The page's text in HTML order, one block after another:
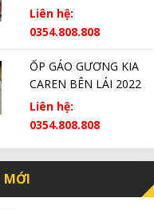
CHÍNH HÃNG
Liên hệ:
0354.808.808
ỐP GÁO GƯƠNG KIA
CAREN BÊN LÁI 2022
2023 2024 2025 CHÍNH
HÃNG
Liên hệ:
0354.808.808
MỚI